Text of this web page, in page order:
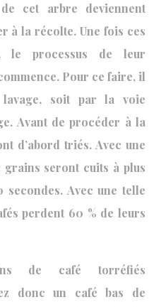
cet arbre deviennent
à la récolte. Une fois ces
le processus de leur
Pour ce faire, il
soit par la voie
Avant de procéder à la
d’abord triés. Avec une
seront cuits à plus
secondes. Avec une telle
perdent 60 % de leurs
de café torréfiés
donc un café bas de